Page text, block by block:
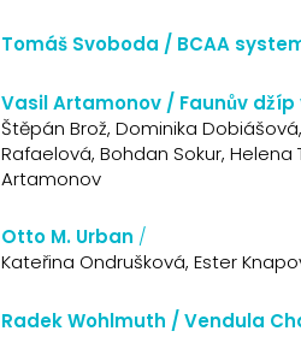
Tomáš Svoboda / BCAA
Vasil Artamonov / Faunův džíp
Štěpán Brož, Dominika
Rafaelová, Bohdan Sokur,
Artamonov
Otto M. Urban /
Kateřina Ondrušková, Ester
Radek Wohlmuth / Vendula